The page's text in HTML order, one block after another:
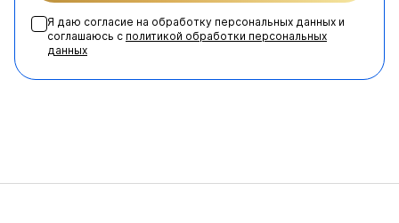
Я даю согласие на обработку персональных данных и
соглашаюсь с политикой обработки персональных
данных